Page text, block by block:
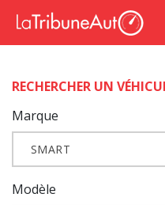
RECHERCHER UN
Marque
SMART
Modèle